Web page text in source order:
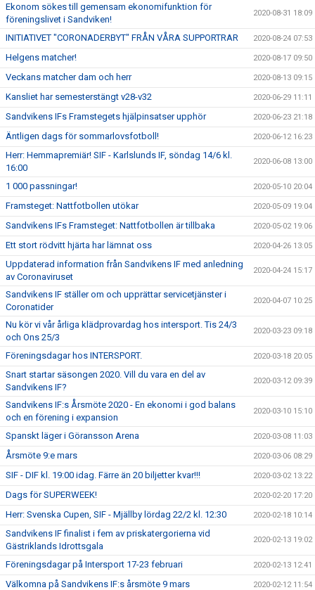
Ekonom sökes till gemensam ekonomifunktion för
föreningslivet i Sandviken!
2020-08-31 18:09
INITIATIVET "CORONADERBYT" FRÅN VÅRA SUPPORTRAR 2020-08-24 07:53
Helgens matcher! 2020-08-17 09:50
Veckans matcher dam och herr 2020-08-13 09:15
Kansliet har semesterstängt v28-v32 2020-06-29 11:11
Sandvikens IFs Framstegets hjälpinsatser upphör 2020-06-23 21:18
Äntligen dags för sommarlovsfotboll! 2020-06-12 16:23
Herr: Hemmapremiär! SIF - Karlslunds IF, söndag 14/6 kl.
16:00
2020-06-08 13:00
1 000 passningar! 2020-05-10 20:04
Framsteget: Nattfotbollen utökar 2020-05-09 19:04
Sandvikens IFs Framsteget: Nattfotbollen är tillbaka 2020-05-02 19:06
Ett stort rödvitt hjärta har lämnat oss 2020-04-26 13:05
Uppdaterad information från Sandvikens IF med anledning
av Coronaviruset
2020-04-24 15:17
Sandvikens IF ställer om och upprättar servicetjänster i
Coronatider
2020-04-07 10:25
Nu kör vi vår årliga klädprovardag hos intersport. Tis 24/3
och Ons 25/3
2020-03-23 09:18
Föreningsdagar hos INTERSPORT. 2020-03-18 20:05
Snart startar säsongen 2020. Vill du vara en del av
Sandvikens IF?
2020-03-12 09:39
Sandvikens IF:s Årsmöte 2020 - En ekonomi i god balans
och en förening i expansion
2020-03-10 15:10
Spanskt läger i Göransson Arena 2020-03-08 11:03
Årsmöte 9:e mars 2020-03-06 08:29
SIF - DIF kl. 19:00 idag. Färre än 20 biljetter kvar!!! 2020-03-02 13:22
Dags för SUPERWEEK! 2020-02-20 17:20
Herr: Svenska Cupen, SIF - Mjällby lördag 22/2 kl. 12:30 2020-02-18 10:14
Sandvikens IF finalist i fem av priskatergorierna vid
Gästriklands Idrottsgala
2020-02-13 19:02
Föreningsdagar på Intersport 17-23 februari 2020-02-13 12:41
Välkomna på Sandvikens IF:s årsmöte 9 mars 2020-02-12 11:54